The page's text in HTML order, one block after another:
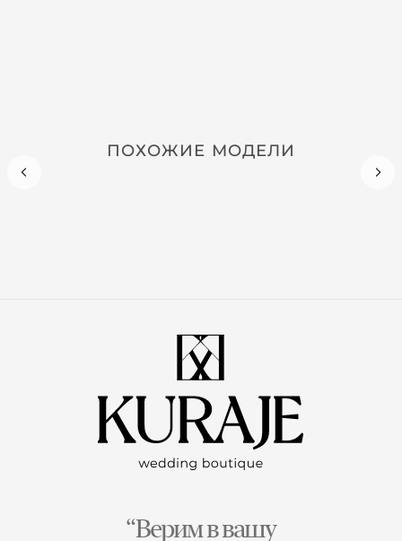
ПОХОЖИЕ МОДЕЛИ
“Верим в вашу